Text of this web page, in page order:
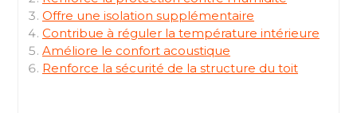
Offre une isolation supplémentaire
Contribue à réguler la température intérieure
Améliore le confort acoustique
Renforce la sécurité de la structure du toit